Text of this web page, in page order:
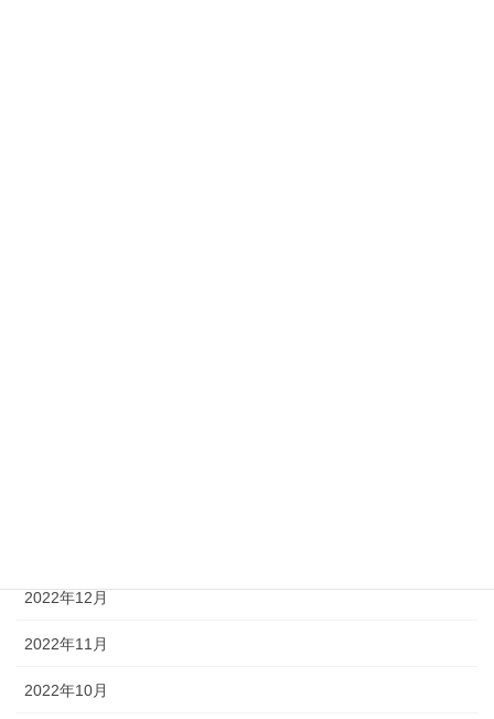
2022年12月
2022年11月
2022年10月